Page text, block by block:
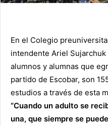
En el Colegio
intendente Ariel
alumnos y alumnas que
partido de Escobar, son
estudios a través de esta
“Cuando un adulto se
una, que siempre se